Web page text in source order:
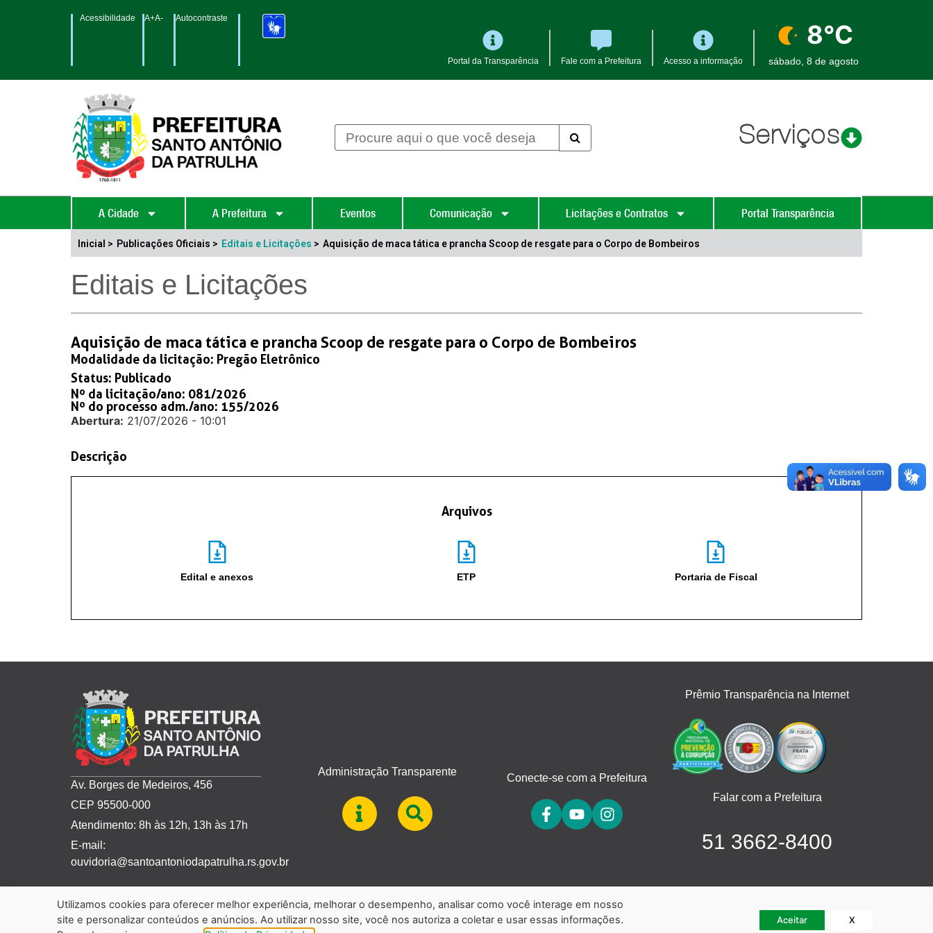
Acessibilidade A+A- Autocontraste
Portal da Transparência Fale com a Prefeitura Acesso a informação
8°C
sábado, 8 de agosto
Serviços
A Cidade A Prefeitura Eventos Comunicação Licitações e Contratos Portal Transparência
Inicial > Publicações Oficiais > Editais e Licitações > Aquisição de maca tática e prancha Scoop de resgate para o Corpo de Bombeiros
Editais e Licitações
Aquisição de maca tática e prancha Scoop de resgate para o Corpo de Bombeiros
Modalidade da licitação: Pregão Eletrônico
Status: Publicado
Nº da licitação/ano: 081/2026
Nº do processo adm./ano: 155/2026
Abertura: 21/07/2026 - 10:01
Descrição
Arquivos
Edital e anexos ETP Portaria de Fiscal
Av. Borges de Medeiros, 456
CEP 95500-000
Atendimento: 8h às 12h, 13h às 17h
E-mail:
ouvidoria@santoantoniodapatrulha.rs.gov.br
Administração Transparente Conecte-se com a Prefeitura
Prêmio Transparência na Internet
Falar com a Prefeitura
51 3662-8400
Copyright © 2024 Prefeitura de Santo Antônio da Patrulha. Todos os Direitos Reservados.Política de Privacidade.
Utilizamos cookies para oferecer melhor experiência, melhorar o desempenho, analisar como você interage em nosso
site e personalizar conteúdos e anúncios. Ao utilizar nosso site, você nos autoriza a coletar e usar essas informações.
Aceitar X